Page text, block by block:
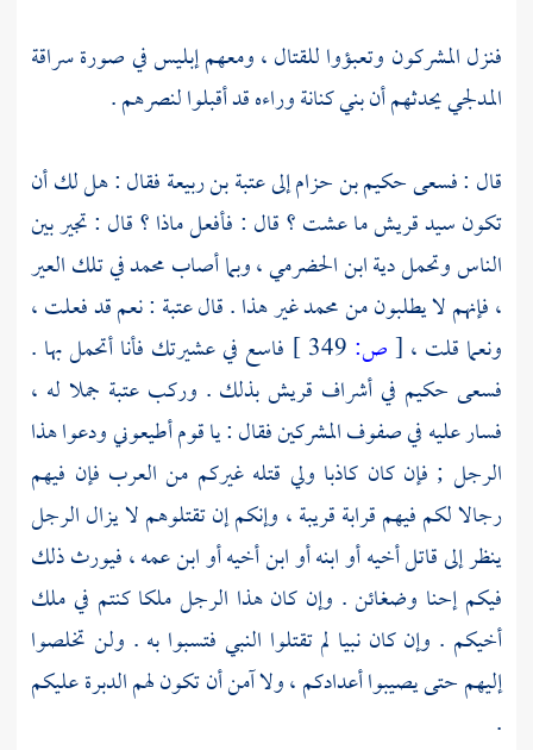
فنزل المشركون وتعبؤوا للقتال ، ومعهم إبليس في صورةسراقة
المدلجييحدثهم أنبني كنانةوراءه قد أقبلوا لنصرهم .
قال : فسعىحكيم بن حزامإلىعتبة بن ربيعةفقال : هل لك أن
تكون سيدقريشما عشت ؟ قال : فأفعل ماذا ؟ قال : تجير بين
الناس وتحمل ديةابن الحضرمي ،وبما أصابمحمدفي تلك العير
، فإنهم لا يطلبون منمحمدغير هذا . قالعتبة : نعم قد فعلت ،
ونعما قلت ، [ص:
فاسع في عشيرتك فأنا أتحمل بها .
فسعى حكيم في أشراف قريشبذلك . وركبعتبة جملا له ،
فسار عليه في صفوف المشركين فقال : يا قوم أطيعوني ودعوا هذا
الرجل ; فإن كان كاذبا ولي قتله غيركم من العرب فإن فيهم
رجالا لكم فيهم قرابة قريبة ، وإنكم إن تقتلوهم لا يزال الرجل
ينظر إلى قاتل أخيه أو ابنه أو ابن أخيه أو ابن عمه ، فيورث ذلك
فيكم إحنا وضغائن . وإن كان هذا الرجل ملكا كنتم في ملك
أخيكم . وإن كان نبيا لم تقتلوا النبي فتسبوا به . ولن تخلصوا
إليهم حتى يصيبوا أعدادكم ، ولا آمن أن تكون لهم الدبرة عليكم
.